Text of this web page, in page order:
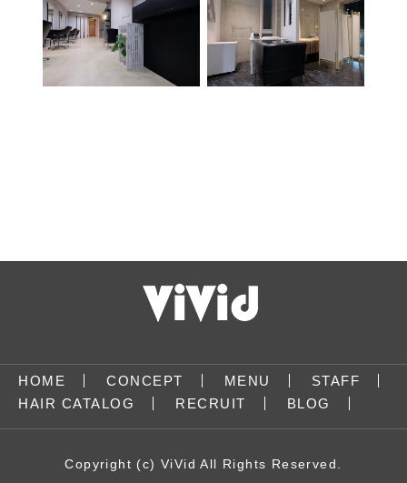
住所：
〒330-0854 埼玉県さいたま市 大宮
住所：
〒349-0123 埼玉県蓮田市本町 1-
住所：
〒337-0051 埼玉県 さいたま市 見沼
HOME CONCEPT MENU
STAFF
HAIR CATALOG
RECRUIT BLOG
Copyright (c) ViVid All Rights Reserved.